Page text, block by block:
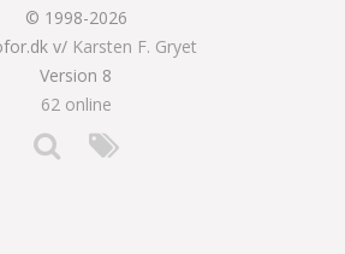
© 1998-2026
v/ Karsten F. Gryet
Version 8
62 online